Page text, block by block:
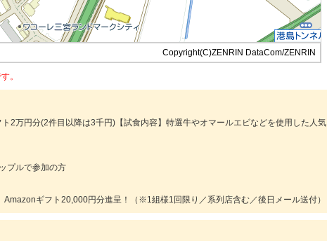
Copyright(C)ZENRIN DataCom/ZENRIN
。
ト2万円分(2件目以降は3千円)【試食内容】特選牛やオマールエビなどを使用した人気
プルで参加の方
ギフト20,000円分進呈！（※1組様1回限り／系列店含む／後日メール送付）